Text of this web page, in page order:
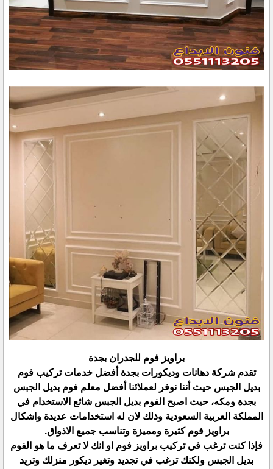
براويز فوم للجدران بجدة
تقدم شركة دهانات وديكورات بجدة أفضل خدمات تركيب فوم
بديل الجبس حيث أننا نوفر لعملائنا أفضل معلم فوم بديل الجبس
بجدة ومكه، حيث اصبح الفوم بديل الجبس شائع الاستخدام في
المملكة العربية السعودية وذلك لان له استخدامات عديدة واشكال
براويز فوم كثيرة ومميزة وتناسب جميع الاذواق.
فإذا كنت ترغب في تركيب براويز فوم او انك لا تعرف ما هو الفوم
بديل الجبس ولكنك ترغب في تجديد وتغير ديكور منزلك وتريد